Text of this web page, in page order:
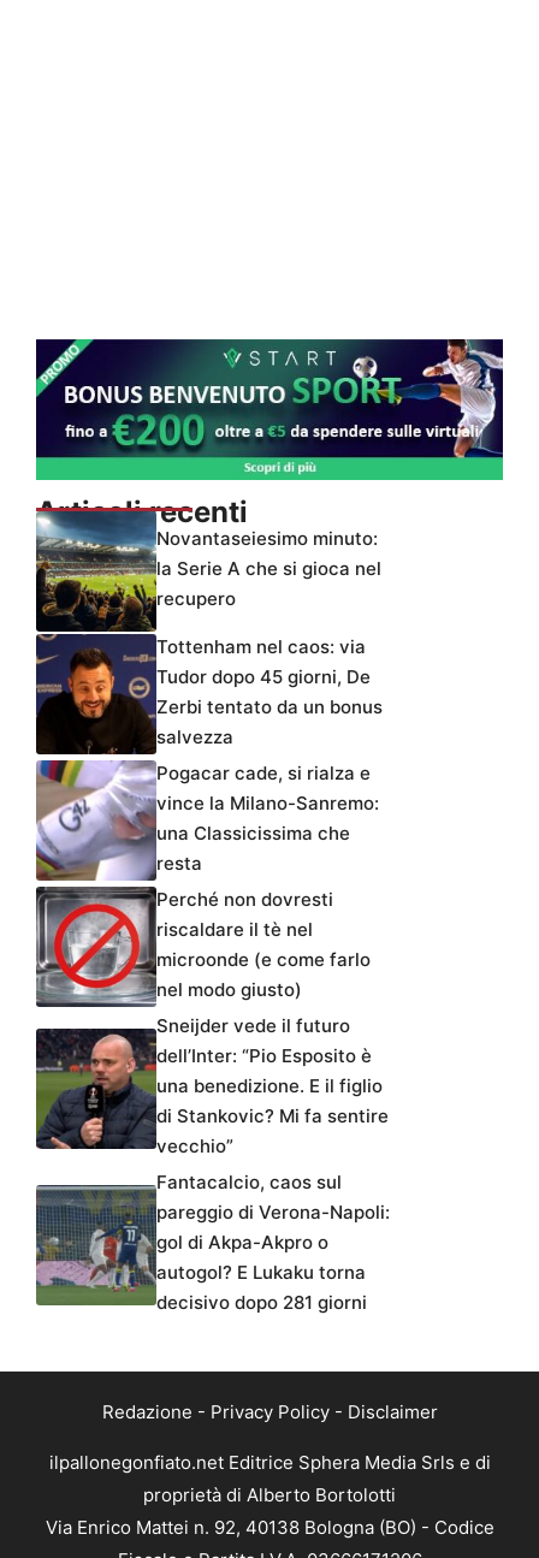
Articoli recenti
Novantaseiesimo minuto:
la Serie A che si gioca nel
recupero
Tottenham nel caos: via
Tudor dopo 45 giorni, De
Zerbi tentato da un bonus
salvezza
Pogacar cade, si rialza e
vince la Milano-Sanremo:
una Classicissima che
resta
Perché non dovresti
riscaldare il tè nel
microonde (e come farlo
nel modo giusto)
Sneijder vede il futuro
dell’Inter: “Pio Esposito è
una benedizione. E il figlio
di Stankovic? Mi fa sentire
vecchio”
Fantacalcio, caos sul
pareggio di Verona-Napoli:
gol di Akpa-Akpro o
autogol? E Lukaku torna
decisivo dopo 281 giorni
Redazione - Privacy Policy- Disclaimer
ilpallonegonfiato.net Editrice Sphera Media Srls e di
proprietà di Alberto Bortolotti
Via Enrico Mattei n. 92, 40138 Bologna (BO) - Codice